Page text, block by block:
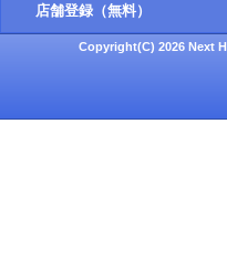
店舗登録（無料）
Copyright(C) 2026 Next